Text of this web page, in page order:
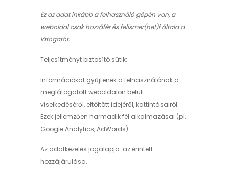
Ez az adat inkább a felhasználó gépén van, a
weboldal csak hozzáfér és felismer(het)i általa a
látogatót.
Teljesítményt biztosító sütik:
Információkat gyűjtenek a felhasználónak a
meglátogatott weboldalon belüli
viselkedéséről, eltöltött idejéről, kattintásairól.
Ezek jellemzően harmadik fél alkalmazásai (pl.
Google Analytics, AdWords).
Az adatkezelés jogalapja: az érintett
hozzájárulása.